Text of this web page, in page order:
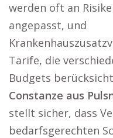
werden oft an
angepasst, und
Tarife, die
Budgets
Constanze aus
stellt sicher, dass
bedarfsgerechten